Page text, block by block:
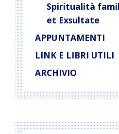
Spiritualità
et Exsultate
APPUNTAMENTI
LINK E LIBRI UTILI
ARCHIVIO